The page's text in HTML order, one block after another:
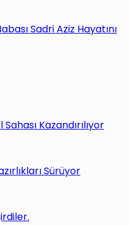
Sadri Aziz Hayatını
Kazandırılıyor
Sürüyor